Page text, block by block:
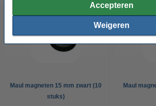
Accepteren
Weigeren
Maul magneten 15 mm zwart (10
stuks)
Maul